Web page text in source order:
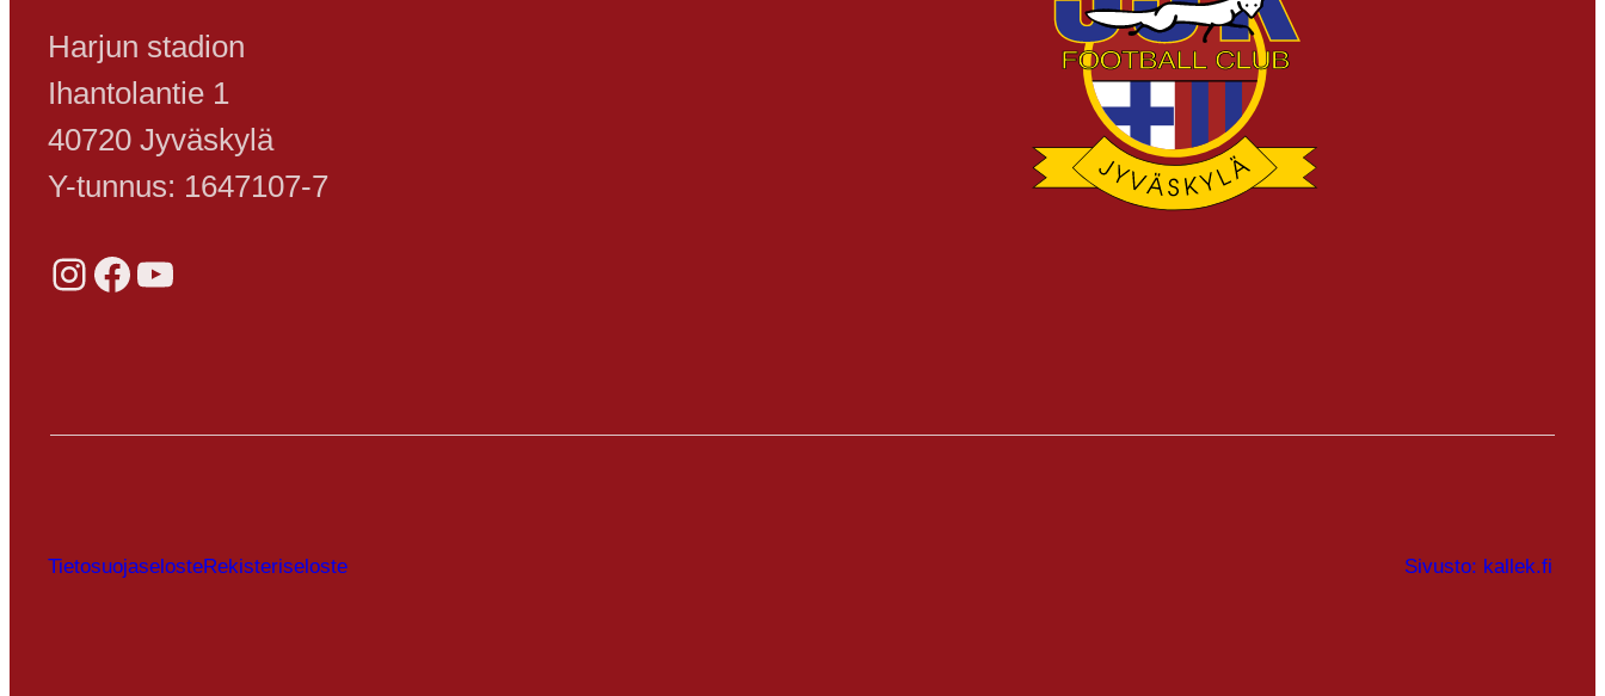
Harjun stadion
Ihantolantie 1
40720 Jyväskylä
Y-tunnus: 1647107-7
Instagram Facebook YouTube
TietosuojaselosteRekisteriseloste Sivusto: kallek.fi